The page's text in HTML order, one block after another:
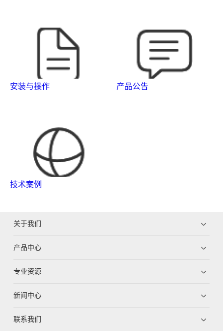
安装与操作 产品公告
技术案例
关于我们
产品中心
专业资源
新闻中心
联系我们